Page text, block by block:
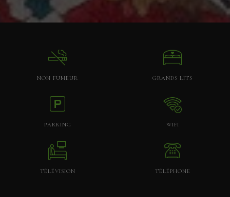
NON FUMEUR GRANDS LITS
PARKING WIFI
TÉLÉVISION TÉLÉPHONE